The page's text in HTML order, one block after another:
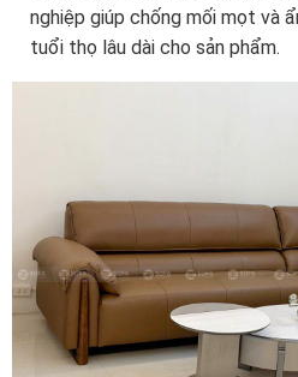
nghiệp giúp chống mối mọt và
tuổi thọ lâu dài cho sản phẩm.